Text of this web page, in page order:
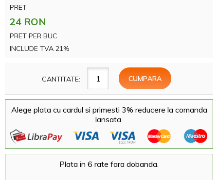
PRET
24 RON
PRET PER BUC
INCLUDE TVA 21%
CANTITATE:
Alege plata cu cardul si primesti 3% reducere la comanda
lansata.
Plata in 6 rate fara dobanda.